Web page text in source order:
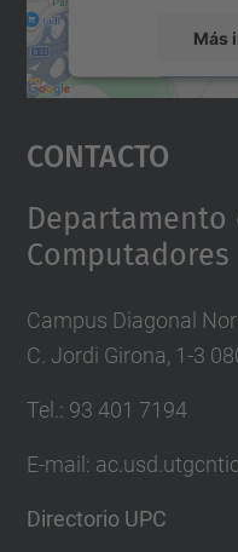
Más
powered by
Contacto
Computadores
Campus Diagonal
C. Jordi Girona, 1-3
Tel.: 93 401 7194
E-mail:
Directorio UPC